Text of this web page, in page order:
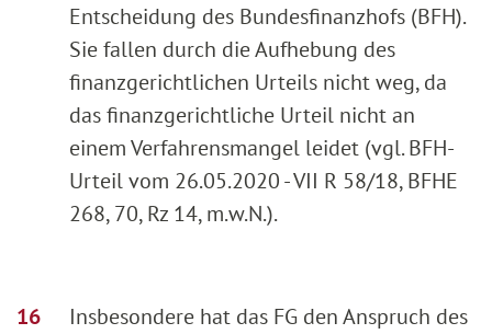
Entscheidung des Bundesfinanzhofs (BFH).
Sie fallen durch die Aufhebung des
finanzgerichtlichen Urteils nicht weg, da
das finanzgerichtliche Urteil nicht an
einem Verfahrensmangel leidet (vgl. BFH-
Urteil vom 26.05.2020 - VII R 58/18, BFHE
268, 70, Rz 14, m.w.N.).
Insbesondere hat das FG den Anspruch des